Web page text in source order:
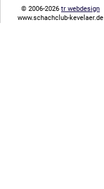
© 2006-2026 tr webdesign
www.schachclub-kevelaer.de